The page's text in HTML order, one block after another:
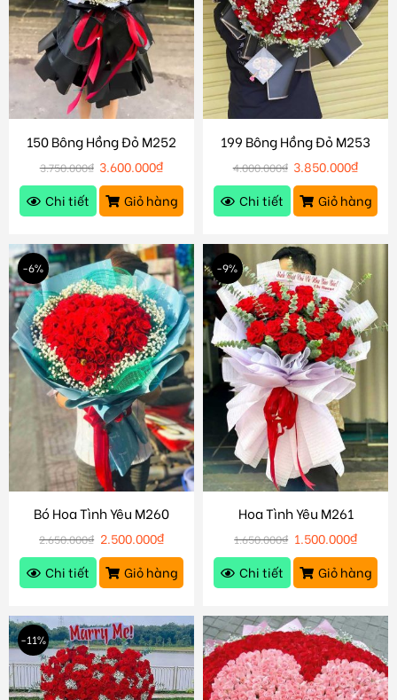
150 Bông Hồng Đỏ M252
3.750.000₫ 3.600.000₫
Chi tiết
Giỏ hàng
199 Bông Hồng Đỏ M253
4.000.000₫ 3.850.000₫
Chi tiết
Giỏ hàng
-6%
Bó Hoa Tình Yêu M260
2.650.000₫ 2.500.000₫
Chi tiết
Giỏ hàng
-9%
Hoa Tình Yêu M261
1.650.000₫ 1.500.000₫
Chi tiết
Giỏ hàng
-11%